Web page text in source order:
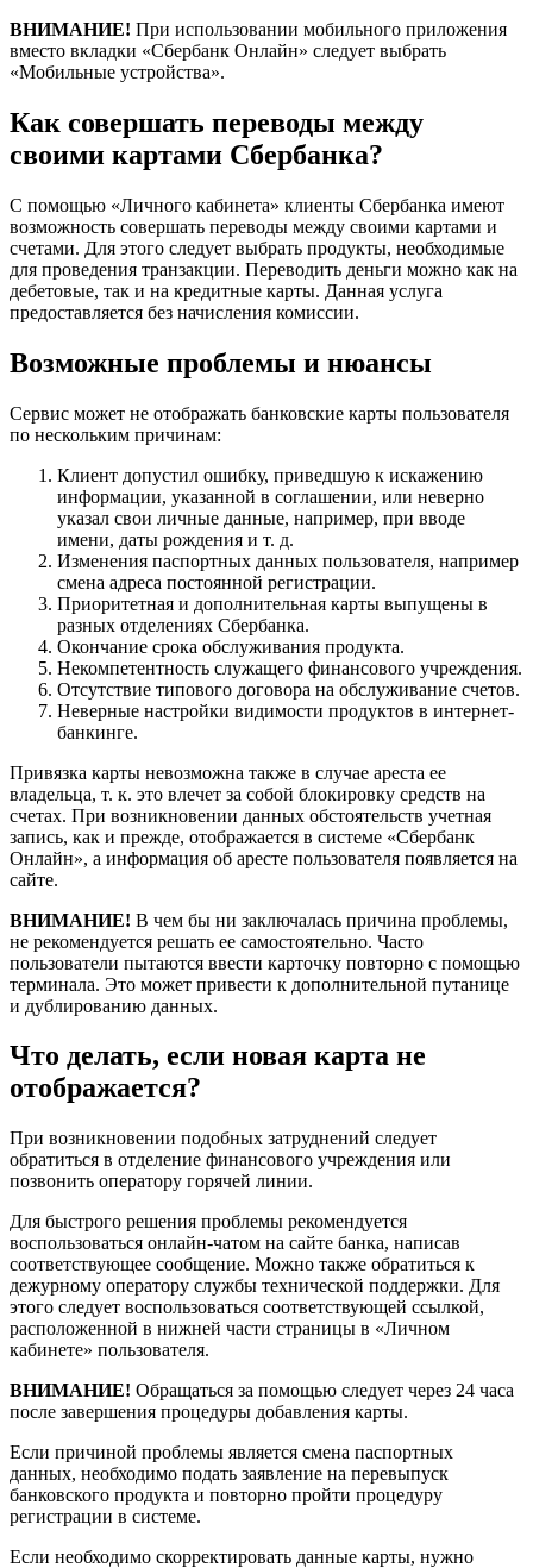
ВНИМАНИЕ! При использовании мобильного приложения
вместо вкладки «Сбербанк Онлайн» следует выбрать
«Мобильные устройства».
Как совершать переводы между
своими картами Сбербанка?
С помощью «Личного кабинета» клиенты Сбербанка имеют
возможность совершать переводы между своими картами и
счетами. Для этого следует выбрать продукты, необходимые
для проведения транзакции. Переводить деньги можно как на
дебетовые, так и на кредитные карты. Данная услуга
предоставляется без начисления комиссии.
Возможные проблемы и нюансы
Сервис может не отображать банковские карты пользователя
по нескольким причинам:
Клиент допустил ошибку, приведшую к искажению
информации, указанной в соглашении, или неверно
указал свои личные данные, например, при вводе
имени, даты рождения и т. д.
Изменения паспортных данных пользователя, например
смена адреса постоянной регистрации.
Приоритетная и дополнительная карты выпущены в
разных отделениях Сбербанка.
Окончание срока обслуживания продукта.
Некомпетентность служащего финансового учреждения.
Отсутствие типового договора на обслуживание счетов.
Неверные настройки видимости продуктов в интернет-
банкинге.
Привязка карты невозможна также в случае ареста ее
владельца, т. к. это влечет за собой блокировку средств на
счетах. При возникновении данных обстоятельств учетная
запись, как и прежде, отображается в системе «Сбербанк
Онлайн», а информация об аресте пользователя появляется на
сайте.
ВНИМАНИЕ! В чем бы ни заключалась причина проблемы,
не рекомендуется решать ее самостоятельно. Часто
пользователи пытаются ввести карточку повторно с помощью
терминала. Это может привести к дополнительной путанице
и дублированию данных.
Что делать, если новая карта не
отображается?
При возникновении подобных затруднений следует
обратиться в отделение финансового учреждения или
позвонить оператору горячей линии.
Для быстрого решения проблемы рекомендуется
воспользоваться онлайн-чатом на сайте банка, написав
соответствующее сообщение. Можно также обратиться к
дежурному оператору службы технической поддержки. Для
этого следует воспользоваться соответствующей ссылкой,
расположенной в нижней части страницы в «Личном
кабинете» пользователя.
ВНИМАНИЕ! Обращаться за помощью следует через 24 часа
после завершения процедуры добавления карты.
Если причиной проблемы является смена паспортных
данных, необходимо подать заявление на перевыпуск
банковского продукта и повторно пройти процедуру
регистрации в системе.
Если необходимо скорректировать данные карты, нужно